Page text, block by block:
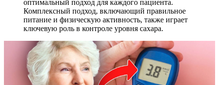
оптимальный подход для каждого пациента.
Комплексный подход, включающий правильное
питание и физическую активность, также играет
ключевую роль в контроле уровня сахара.